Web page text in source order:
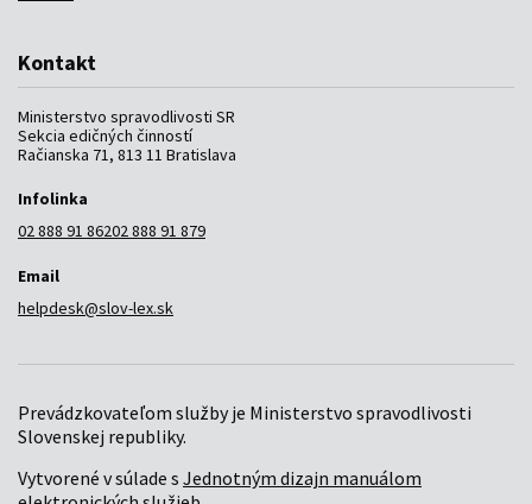
Kontakt
Ministerstvo spravodlivosti SR
Sekcia edičných činností
Račianska 71, 813 11 Bratislava
Infolinka
02 888 91 86202 888 91 879
Email
helpdesk@slov-lex.sk
Prevádzkovateľom služby je Ministerstvo spravodlivosti
Slovenskej republiky.
Vytvorené v súlade s Jednotným dizajn manuálom